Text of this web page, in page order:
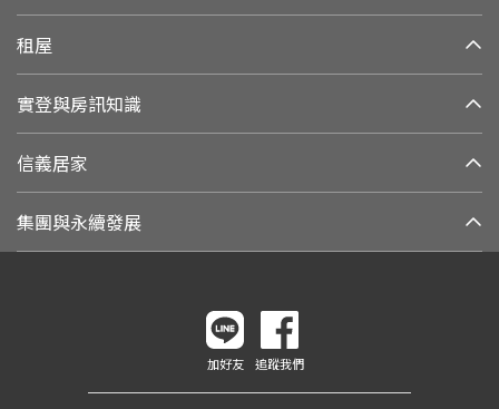
租屋
實登與房訊知識
信義居家
集團與永續發展
加好友 追蹤我們